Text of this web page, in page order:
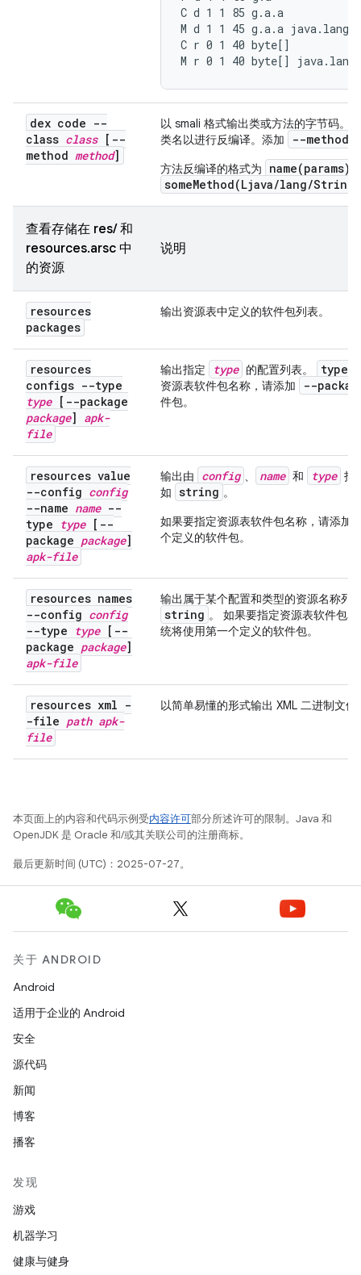
C d 1 1 85 g.a.a
M d 1 1 45 g.a.a
C r 0 1 40 byte[]
M r 0 1 40 byte[]
dex code --
class class[--
method method]
以 smali 格式输出类或方法的字节码。
类名以进行反编译。添加
--method
方法反编译的格式为
someMethod(Ljava/lang/
查看存储在 res/ 和
resources.arsc 中
的资源
说明
resources
packages
输出资源表中定义的软件包列表。
resources
configs --type
type[--package
package] apk-
file
输出指定 type 的配置列表。 type
资源表软件包名称，请添加
--
件包。
resources value
--config config
--name name--
type type[--
package package]
apk-file
输出由 config 、 name 和 type 指
如 string 。
如果要指定资源表软件包名称，请添加
个定义的软件包。
resources names
--config config
--type type[--
package package]
apk-file
输出属于某个配置和类型的资源名称列
string 。 如果要指定资源表软件包
统将使用第一个定义的软件包。
resources xml -
-file path apk-
file
以简单易懂的形式输出 XML 二进制文
本页面上的内容和代码示例受内容许可部分所述许可的限制。Java 和
OpenJDK 是 Oracle 和/或其关联公司的注册商标。
最后更新时间 (UTC)：2025-07-27。
关于 ANDROID
Android
适用于企业的 Android
安全
源代码
新闻
博客
播客
发现
游戏
机器学习
健康与健身